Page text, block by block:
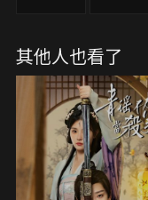
其他人也看了